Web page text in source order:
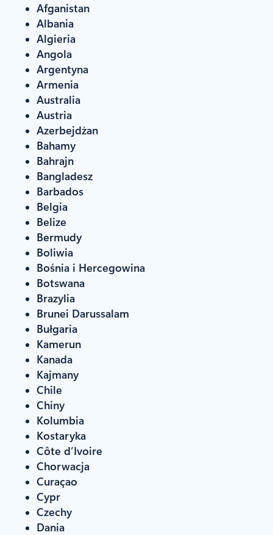
Afganistan
Albania
Algieria
Angola
Argentyna
Armenia
Australia
Austria
Azerbejdżan
Bahamy
Bahrajn
Bangladesz
Barbados
Belgia
Belize
Bermudy
Boliwia
Bośnia i Hercegowina
Botswana
Brazylia
Brunei Darussalam
Bułgaria
Kamerun
Kanada
Kajmany
Chile
Chiny
Kolumbia
Kostaryka
Côte d’Ivoire
Chorwacja
Curaçao
Cypr
Czechy
Dania